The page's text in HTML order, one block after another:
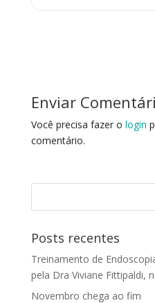
Enviar
Você precisa fazer o login
comentário.
Posts recentes
Treinamento de
pela Dra Viviane Fittipaldi,
Novembro chega ao fim